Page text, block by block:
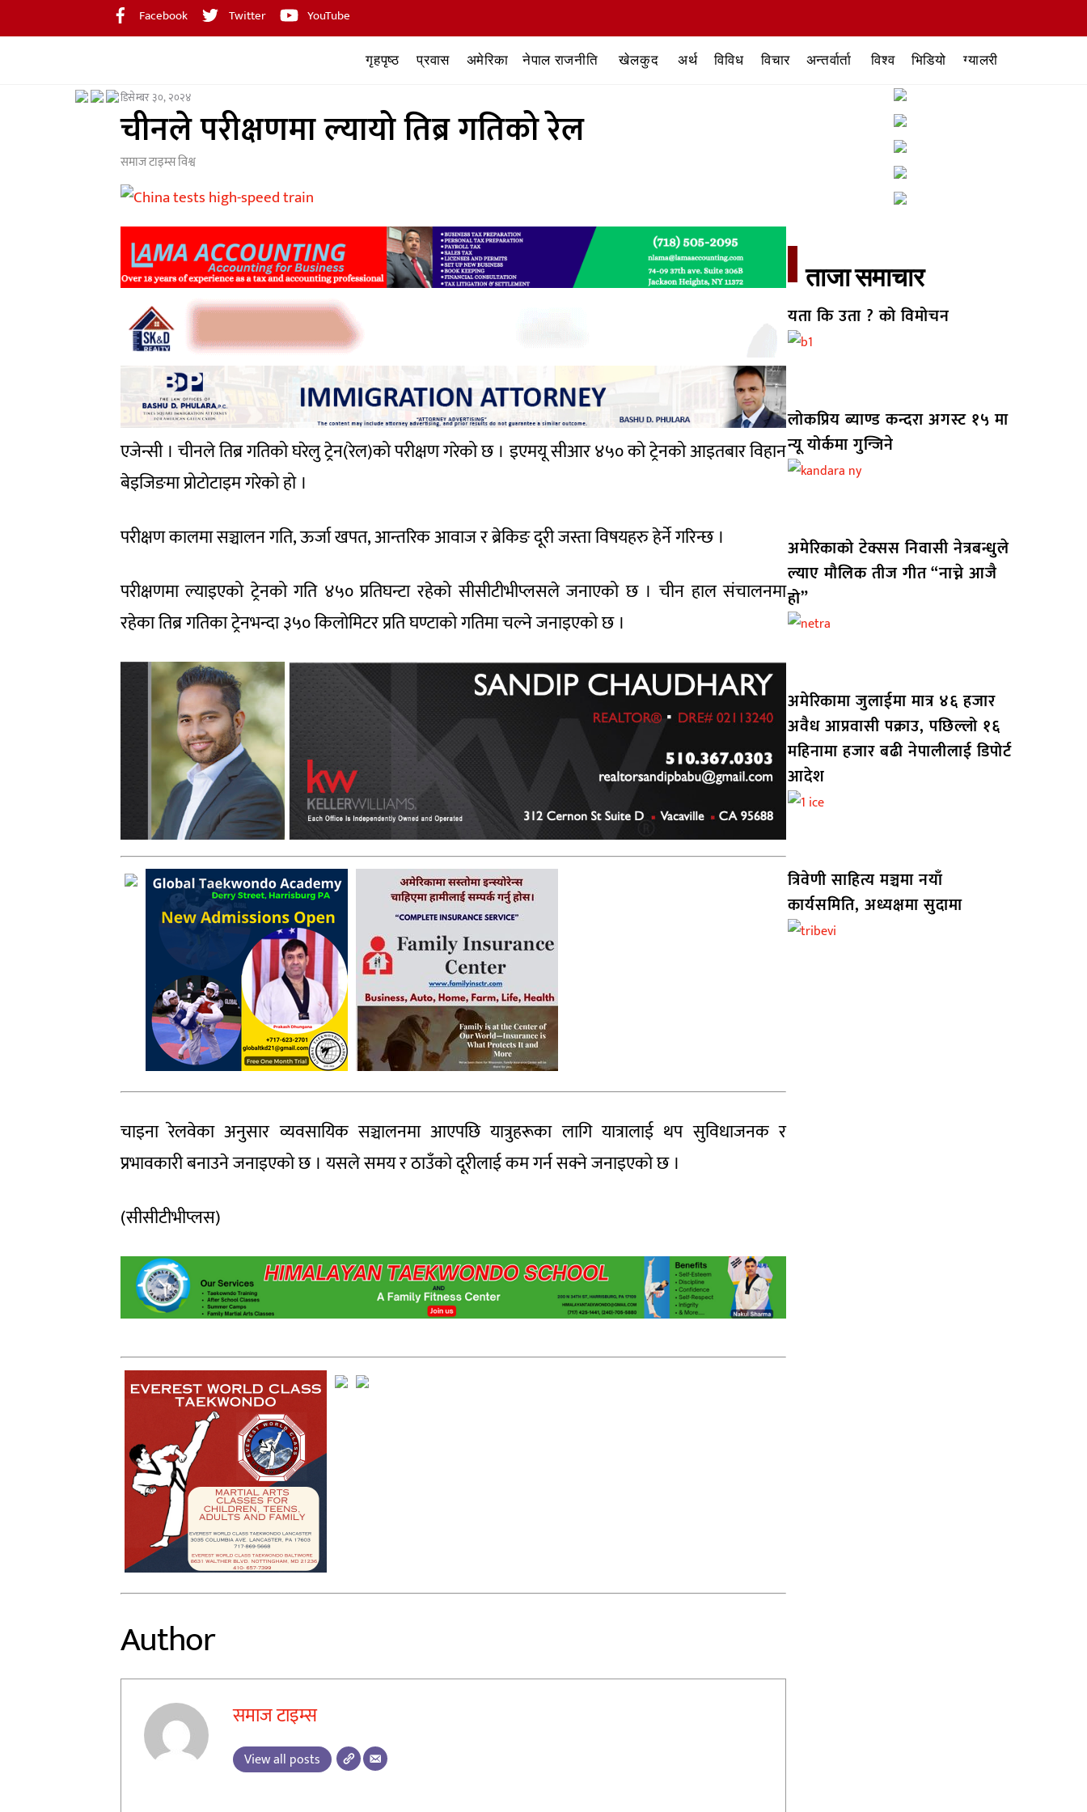
to
Facebook Twitter YouTube
गृहपृष्ठ प्रवास अमेरिका नेपाल राजनीति खेलकुद अर्थ विविध विचार अन्तर्वार्ता विश्व भिडियो ग्यालरी
डिसेम्बर ३०, २०२४
चीनले परीक्षणमा ल्यायो तिब्र गतिको रेल
समाज टाइम्सविश्व
एजेन्सी । चीनले तिब्र गतिको घरेलु ट्रेन(रेल)को परीक्षण गरेको छ । इएमयू सीआर ४५० को ट्रेनको आइतबार विहान
बेइजिङमा प्रोटोटाइम गरेको हो ।
परीक्षण कालमा सञ्चालन गति, ऊर्जा खपत, आन्तरिक आवाज र ब्रेकिङ दूरी जस्ता विषयहरु हेर्ने गरिन्छ ।
परीक्षणमा ल्याइएको ट्रेनको गति ४५० प्रतिघन्टा रहेको सीसीटीभीप्लसले जनाएको छ । चीन हाल संचालनमा
रहेका तिब्र गतिका ट्रेनभन्दा ३५० किलोमिटर प्रति घण्टाको गतिमा चल्ने जनाइएको छ ।
चाइना रेलवेका अनुसार व्यवसायिक सञ्चालनमा आएपछि यात्रुहरूका लागि यात्रालाई थप सुविधाजनक र
प्रभावकारी बनाउने जनाइएको छ । यसले समय र ठाउँको दूरीलाई कम गर्न सक्ने जनाइएको छ ।
(सीसीटीभीप्लस)
Author
समाज टाइम्स
View all posts
ताजा समाचार​
यता कि उता ? को विमोचन
लोकप्रिय ब्याण्ड कन्दरा अगस्ट १५ मा
न्यू योर्कमा गुन्जिने
अमेरिकाको टेक्सस निवासी नेत्रबन्धुले
ल्याए मौलिक तीज गीत “नाच्ने आजै
हो”
अमेरिकामा जुलाईमा मात्र ४६ हजार
अवैध आप्रवासी पक्राउ, पछिल्लो १६
महिनामा हजार बढी नेपालीलाई डिपोर्ट
आदेश
त्रिवेणी साहित्य मञ्चमा नयाँ
कार्यसमिति, अध्यक्षमा सुदामा